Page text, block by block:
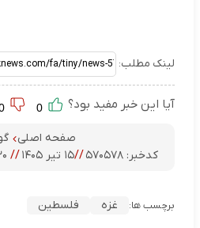
لینک مطلب:
آیا این خبر مفید بود؟
صفحه اصلی
کدخبر: ۵۷۰۵۷۸ //۱۵ تیر ۱۴۰۵ //
برچسب ها: غزه فلسطین